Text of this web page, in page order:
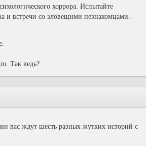
хоррора. Испытайте
и встречи со зловещими незнакомцами.
Так ведь?
вас ждут шесть разных жутких историй с